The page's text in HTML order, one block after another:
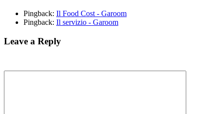
Pingback: Il Food Cost - Garoom
Pingback: Il servizio - Garoom
Leave a Reply